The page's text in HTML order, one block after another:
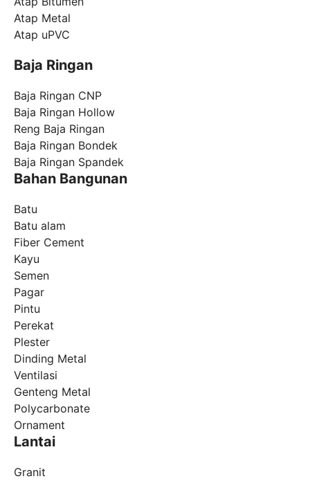
Atap Metal
Atap uPVC
Baja Ringan
Baja Ringan CNP
Baja Ringan Hollow
Reng Baja Ringan
Baja Ringan Bondek
Baja Ringan Spandek
Bahan Bangunan
Batu
Batu alam
Fiber Cement
Kayu
Semen
Pagar
Pintu
Perekat
Plester
Dinding Metal
Ventilasi
Genteng Metal
Polycarbonate
Ornament
Lantai
Granit